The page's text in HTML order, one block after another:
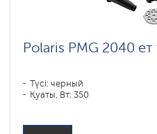
Polaris PMG 2040
Түсі: черный
Қуаты, Вт: 350